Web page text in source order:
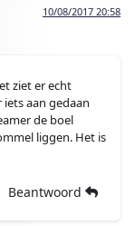
10/08/2017 20:58
ziet er echt
aan gedaan
de boel
liggen. Het is
Beantwoord